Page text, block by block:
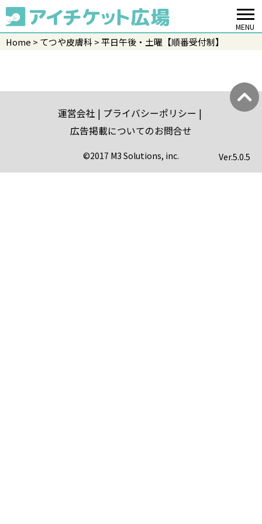
MENU
Home てつや皮膚科 平日午後・土曜【順番受付制】
運営会社
プライバシーポリシー
広告掲載についてのお問合せ
©2017 M3 Solutions, inc. Ver.5.0.5